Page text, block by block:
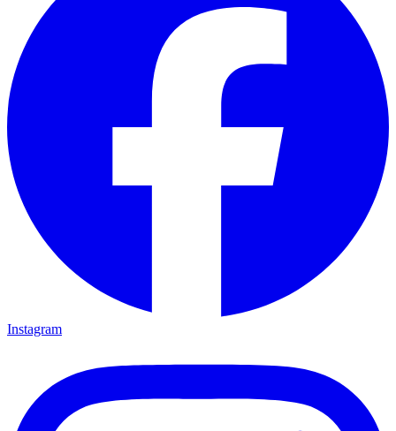
Instagram